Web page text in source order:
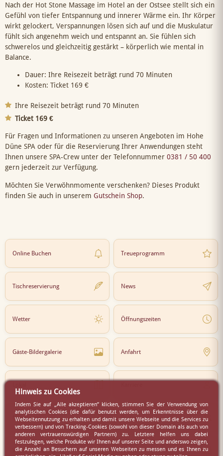
Nach der Hot Stone Massage im Hotel an der Ostsee stellt sich ein
Gefühl von tiefer Entspannung und innerer Wärme ein. Ihr Körper
wirkt gelockert, Verspannungen lösen sich auf und die Muskulatur
fühlt sich angenehm weich und entspannt an. Sie fühlen sich
schwerelos und gleichzeitig gestärkt – körperlich wie mental in
Balance.
Dauer: Ihre Reisezeit beträgt rund 70 Minuten
Kosten: Ticket 169 €
Ihre Reisezeit beträgt rund 70 Minuten
Ticket 169 €
Für Fragen und Informationen zu unseren Angeboten im Hohe
Düne SPA oder für die Reservierung Ihrer Anwendungen steht
Ihnen unsere SPA-Crew unter der Telefonnummer 0381 / 50 400
gern jederzeit zur Verfügung.
Möchten Sie Verwöhnmomente verschenken? Dieses Produkt
finden Sie auch in unserem Gutschein Shop.
Online Buchen Treueprogramm
Tischreservierung News
Wetter Öffnungszeiten
Gäste-Bildergalerie Anfahrt
Newsletter Partner
Virtueller Rundgang Presse
Hinweis zu Cookies
Indem Sie auf „Alle akzeptieren” klicken, stimmen Sie der Verwendung von
analytischen Cookies (die dafür benutzt werden, um Erkenntnisse über die
Webseitennutzung zu erhalten und damit unsere Webseite und die Services zu
verbessern) und von Tracking-Cookies (sowohl von dieser Domain als auch von
anderen vertrauenswürdigen Partnern) zu. Letztere helfen uns dabei
festzulegen, welche Produkte wir Ihnen auf unserer Seite und anderswo zeigen,
die Anzahl an Besuchern auf unseren Webseiten zu messen und es Ihnen zu